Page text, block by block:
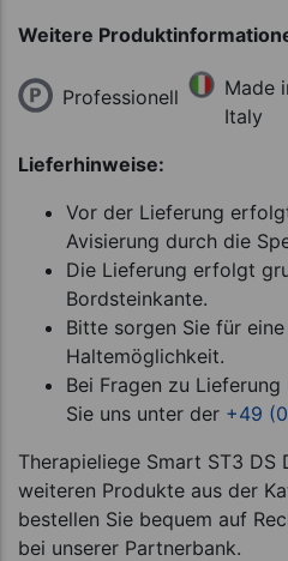
Weitere
Professionell
Made
Italy
Lieferhinweise:
Vor der Lieferung
Avisierung durch die
Die Lieferung erfolgt
Bordsteinkante.
Bitte sorgen Sie für
Haltemöglichkeit.
Bei Fragen zu
Sie uns unter der +49
Therapieliege Smart ST3 DS
weiteren Produkte aus der
bestellen Sie bequem auf
bei unserer Partnerbank.